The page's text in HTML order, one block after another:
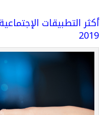
أكثر التطبيقات
2019